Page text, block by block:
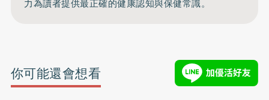
力為讀者提供最正確的健康認知與保健常識。
你可能還會想看